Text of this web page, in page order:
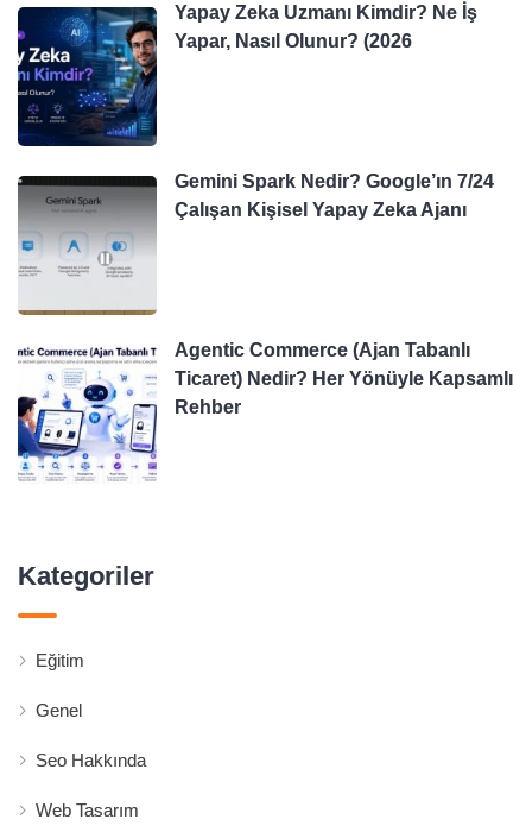
Yapay Zeka Uzmanı Kimdir? Ne İş
Yapar, Nasıl Olunur? (2026
Gemini Spark Nedir? Google’ın 7/24
Çalışan Kişisel Yapay Zeka Ajanı
Agentic Commerce (Ajan Tabanlı
Ticaret) Nedir? Her Yönüyle Kapsamlı
Rehber
Kategoriler
Eğitim
Genel
Seo Hakkında
Web Tasarım